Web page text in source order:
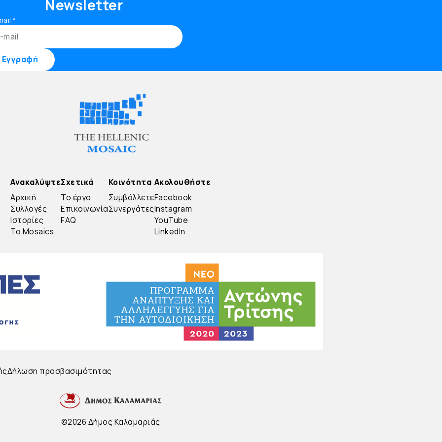
Newsletter
*
Ανακαλύψτε
Αρχική
Συλλογές
Ιστορίες
Τα Mosaics
Σχετικά
Το έργο
Επικοινωνία
FAQ
Κοινότητα
Συμβάλλετε
Συνεργάτες
Ακολουθήστε
Facebook
Instagram
YouTube
LinkedIn
Δήλωση προσβασιμότητας
©2026 Δήμος Καλαμαριάς